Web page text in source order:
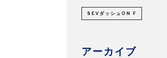
SEVダッシュON F
アーカイブ